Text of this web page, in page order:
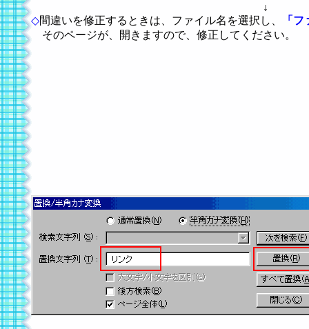
↓
◇間違いを修正するときは、ファイル名を選択し、
「
そのページが、開きますので、修正してください。